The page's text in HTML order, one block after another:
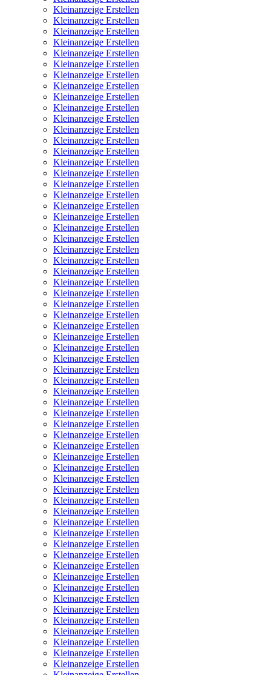
Kleinanzeige Erstellen
Kleinanzeige Erstellen
Kleinanzeige Erstellen
Kleinanzeige Erstellen
Kleinanzeige Erstellen
Kleinanzeige Erstellen
Kleinanzeige Erstellen
Kleinanzeige Erstellen
Kleinanzeige Erstellen
Kleinanzeige Erstellen
Kleinanzeige Erstellen
Kleinanzeige Erstellen
Kleinanzeige Erstellen
Kleinanzeige Erstellen
Kleinanzeige Erstellen
Kleinanzeige Erstellen
Kleinanzeige Erstellen
Kleinanzeige Erstellen
Kleinanzeige Erstellen
Kleinanzeige Erstellen
Kleinanzeige Erstellen
Kleinanzeige Erstellen
Kleinanzeige Erstellen
Kleinanzeige Erstellen
Kleinanzeige Erstellen
Kleinanzeige Erstellen
Kleinanzeige Erstellen
Kleinanzeige Erstellen
Kleinanzeige Erstellen
Kleinanzeige Erstellen
Kleinanzeige Erstellen
Kleinanzeige Erstellen
Kleinanzeige Erstellen
Kleinanzeige Erstellen
Kleinanzeige Erstellen
Kleinanzeige Erstellen
Kleinanzeige Erstellen
Kleinanzeige Erstellen
Kleinanzeige Erstellen
Kleinanzeige Erstellen
Kleinanzeige Erstellen
Kleinanzeige Erstellen
Kleinanzeige Erstellen
Kleinanzeige Erstellen
Kleinanzeige Erstellen
Kleinanzeige Erstellen
Kleinanzeige Erstellen
Kleinanzeige Erstellen
Kleinanzeige Erstellen
Kleinanzeige Erstellen
Kleinanzeige Erstellen
Kleinanzeige Erstellen
Kleinanzeige Erstellen
Kleinanzeige Erstellen
Kleinanzeige Erstellen
Kleinanzeige Erstellen
Kleinanzeige Erstellen
Kleinanzeige Erstellen
Kleinanzeige Erstellen
Kleinanzeige Erstellen
Kleinanzeige Erstellen